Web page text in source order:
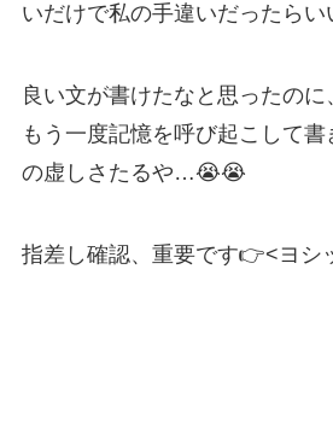
いだけで私の手違いだったら
良い文が書けたなと思ったの
もう一度記憶を呼び起こして書
の虚しさたるや…😭😭
指差し確認、重要です👉<ヨシ